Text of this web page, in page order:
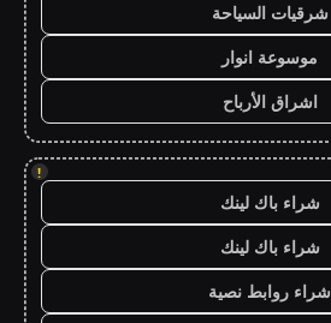
شرقيات السياحة
موسوعة انوار
اشراق الأرباح
!
شراء باك لينك
شراء باك لينك
شراء روابط نصية